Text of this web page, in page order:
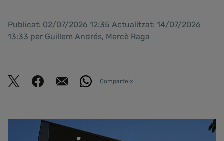
Publicat: 02/07/2026 12:35 Actualitzat: 14/07/2026
13:33 per Guillem Andrés, Mercè Raga
Comparteix